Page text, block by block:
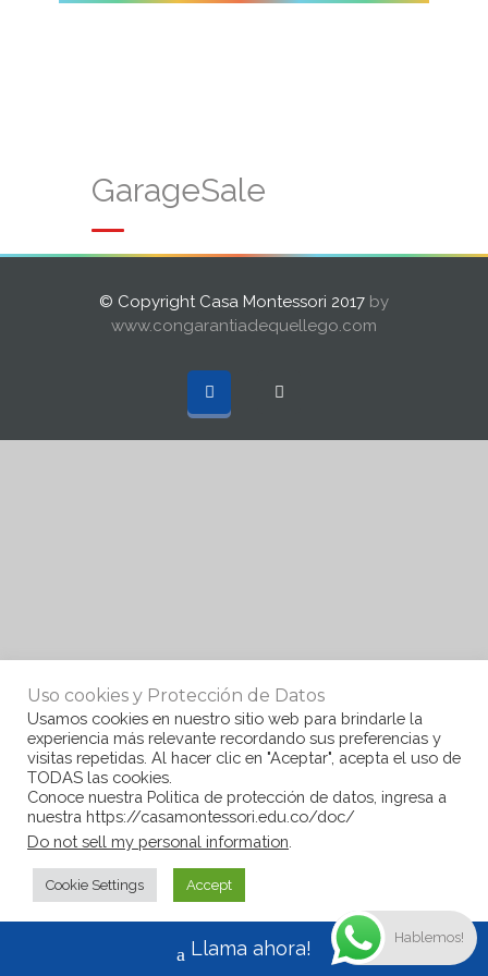
GarageSale
© Copyright Casa Montessori 2017 by
www.congarantiadequellego.com
Uso cookies y Protección de Datos
Usamos cookies en nuestro sitio web para brindarle la
experiencia más relevante recordando sus preferencias y
visitas repetidas. Al hacer clic en "Aceptar", acepta el uso de
TODAS las cookies.
Conoce nuestra Politica de protección de datos, ingresa a
nuestra https://casamontessori.edu.co/doc/
Do not sell my personal information
Cookie Settings Accept
Llama ahora! Hablemos!